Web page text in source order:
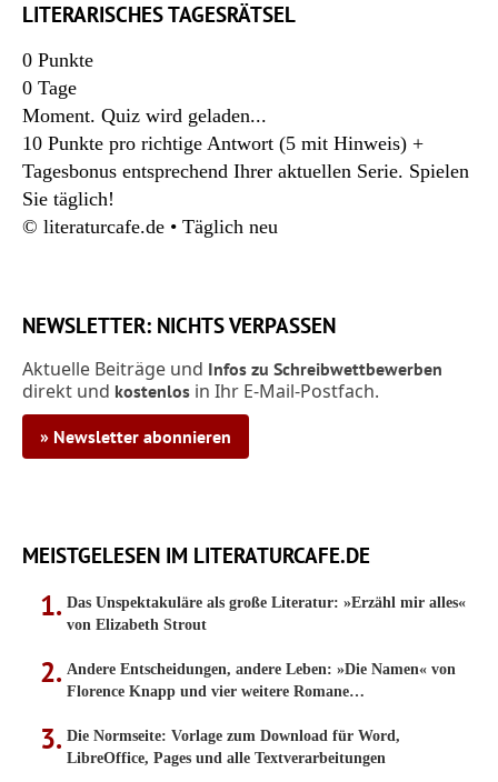
LITERARISCHES TAGESRÄTSEL
0 Punkte
0 Tage
Moment. Quiz wird geladen...
10 Punkte pro richtige Antwort (5 mit Hinweis) +
Tagesbonus entsprechend Ihrer aktuellen Serie. Spielen
Sie täglich!
© literaturcafe.de • Täglich neu
NEWSLETTER: NICHTS VERPASSEN
Aktuelle Beiträge und Infos zu Schreibwettbewerben
direkt und kostenlos in Ihr E-Mail-Postfach.
» Newsletter abonnieren
MEISTGELESEN IM LITERATURCAFE.DE
Das Unspektakuläre als große Literatur: »Erzähl mir alles«
von Elizabeth Strout
Andere Entscheidungen, andere Leben: »Die Namen« von
Florence Knapp und vier weitere Romane…
Die Normseite: Vorlage zum Download für Word,
LibreOffice, Pages und alle Textverarbeitungen